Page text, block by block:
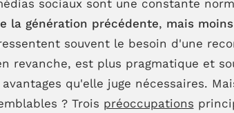
la génération précédente, mais
souvent le besoin d'une
revanche, est plus pragmatique et
qu'elle juge nécessaires.
? Trois préoccupations